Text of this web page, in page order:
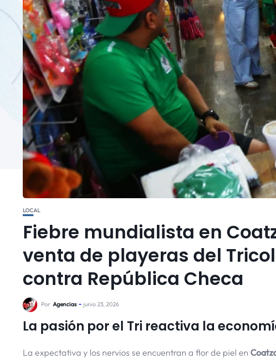
LOCAL
Fiebre mundialista en
venta de playeras del
contra República Checa
Por Agencias junio 23, 2026
La pasión por el Tri reactiva la
La expectativa y los nervios se encuentran a flor de piel en